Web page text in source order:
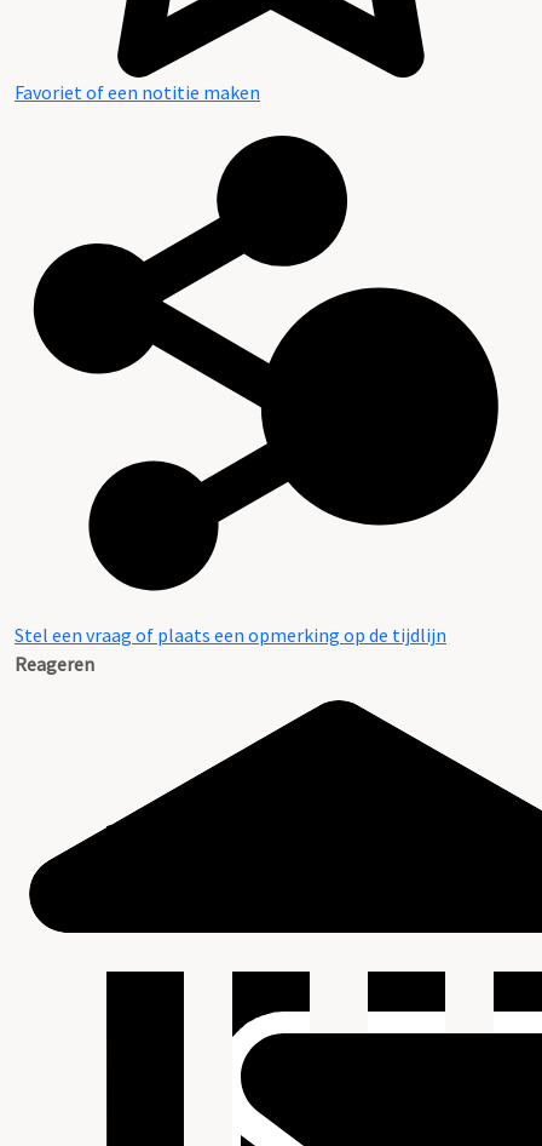
Favoriet of een notitie maken
Stel een vraag of plaats een opmerking op de tijdlijn
Reageren